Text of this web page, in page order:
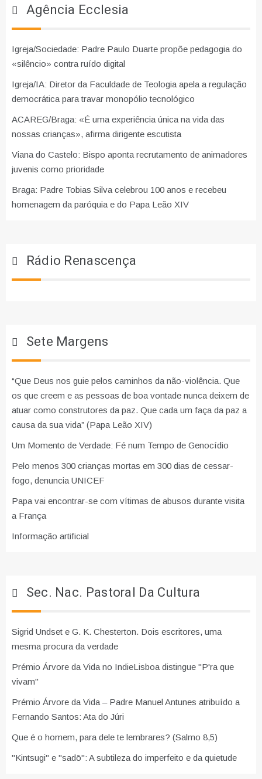
Agência Ecclesia
Igreja/Sociedade: Padre Paulo Duarte propõe pedagogia do
«silêncio» contra ruído digital
Igreja/IA: Diretor da Faculdade de Teologia apela a regulação
democrática para travar monopólio tecnológico
ACAREG/Braga: «É uma experiência única na vida das
nossas crianças», afirma dirigente escutista
Viana do Castelo: Bispo aponta recrutamento de animadores
juvenis como prioridade
Braga: Padre Tobias Silva celebrou 100 anos e recebeu
homenagem da paróquia e do Papa Leão XIV
Rádio Renascença
Sete Margens
“Que Deus nos guie pelos caminhos da não-violência. Que
os que creem e as pessoas de boa vontade nunca deixem de
atuar como construtores da paz. Que cada um faça da paz a
causa da sua vida” (Papa Leão XIV)
Um Momento de Verdade: Fé num Tempo de Genocídio
Pelo menos 300 crianças mortas em 300 dias de cessar-
fogo, denuncia UNICEF
Papa vai encontrar-se com vítimas de abusos durante visita
a França
Informação artificial
Sec. Nac. Pastoral Da Cultura
Sigrid Undset e G. K. Chesterton. Dois escritores, uma
mesma procura da verdade
Prémio Árvore da Vida no IndieLisboa distingue "P'ra que
vivam"
Prémio Árvore da Vida – Padre Manuel Antunes atribuído a
Fernando Santos: Ata do Júri
Que é o homem, para dele te lembrares? (Salmo 8,5)
"Kintsugi" e "sadō": A subtileza do imperfeito e da quietude